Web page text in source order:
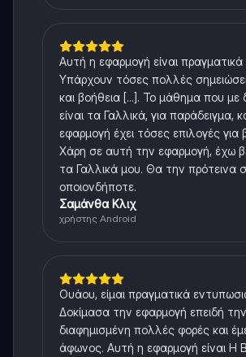
Αυτή η εφαρμογή είναι πραγματικά
Υπάρχουν τόσες πολλές
και βοήθεια [...]. Το μάθημα που με
είναι τα Γαλλικά, για παράδειγμα,
εφαρμογή έχει τόσες επιλογές για
Χάρη σε αυτή την εφαρμογή, έχω
τα Γαλλικά μου. Θα την πρότεινα
οποιονδήποτε.
Σαμάνθα Κλιχ
χρήστης Android
Ουάου, είμαι πραγματικά
Δοκίμασα την εφαρμογή επειδή
διαφημισμένη πολλές φορές και
άφωνος. Αυτή η εφαρμογή είναι Η